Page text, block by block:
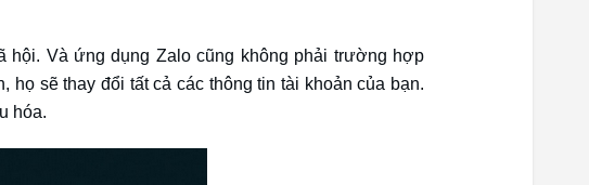
hội. Và ứng dụng Zalo cũng không phải trường hợp
họ sẽ thay đổi tất cả các thông tin tài khoản của bạn.
hóa.